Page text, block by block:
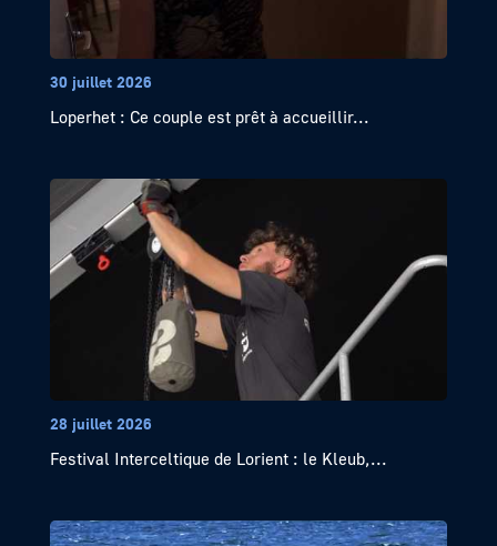
30 juillet 2026
Loperhet : Ce couple est prêt à accueillir...
28 juillet 2026
Festival Interceltique de Lorient : le Kleub,...